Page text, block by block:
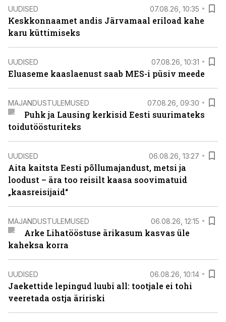
UUDISED 07.08.26, 10:35
Keskkonnaamet andis Järvamaal eriload kahe
karu küttimiseks
UUDISED 07.08.26, 10:31
Eluaseme kaaslaenust saab MES-i püsiv meede
MAJANDUSTULEMUSED 07.08.26, 09:30
Puhk ja Lausing kerkisid Eesti suurimateks
toidutöösturiteks
UUDISED 06.08.26, 13:27
Aita kaitsta Eesti põllumajandust, metsi ja
loodust – ära too reisilt kaasa soovimatuid
„kaasreisijaid“
MAJANDUSTULEMUSED 06.08.26, 12:15
Arke Lihatööstuse ärikasum kasvas üle
kaheksa korra
UUDISED 06.08.26, 10:14
Jaekettide lepingud luubi all: tootjale ei tohi
veeretada ostja äririski